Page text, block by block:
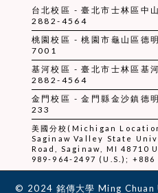
台北校區 - 臺北市士林區中
2882-4564
桃園校區 - 桃園市龜山區
7001
基河校區 - 臺北市士林區
2882-4564
金門校區 - 金門縣金沙鎮
233
美國分校(Michigan
Saginaw Valley State
Road, Saginaw, MI 48710
989-964-2497 (U.S.);
© 2024 銘傳大學 Ming